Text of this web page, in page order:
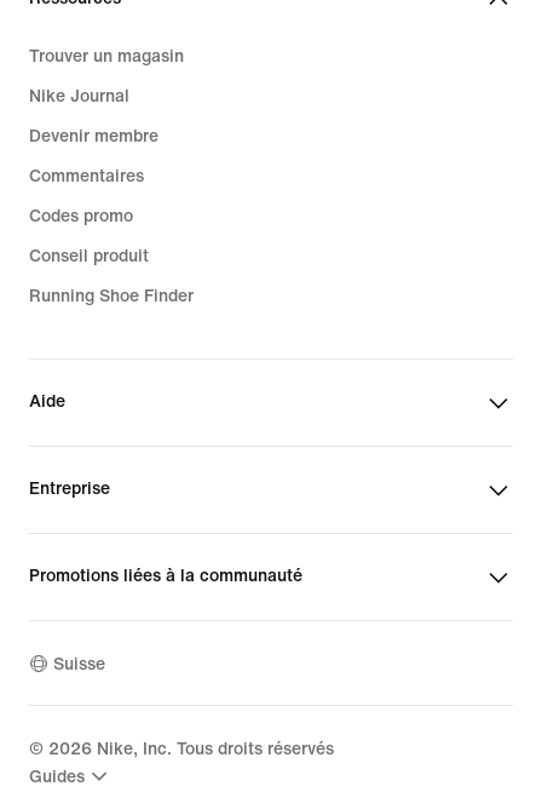
Trouver un magasin
Nike Journal
Devenir membre
Commentaires
Codes promo
Conseil produit
Running Shoe Finder
Aide
Entreprise
Promotions liées à la communauté
Suisse
© 2026 Nike, Inc. Tous droits réservés
Guides